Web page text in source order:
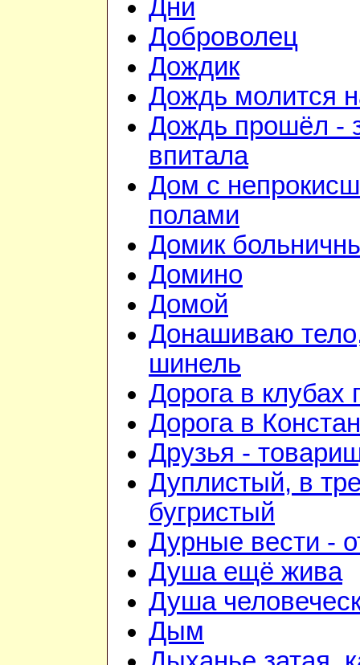
Дни
Доброволец
Дождик
Дождь молится
Дождь прошёл -
впитала
Дом с
полами
Домик
Домино
Домой
Донашиваю
шинель
Дорога в клубах
Дорога в
Друзья -
Дуплистый, в
бугристый
Дурные вести -
Душа ещё жива
Душа
Дым